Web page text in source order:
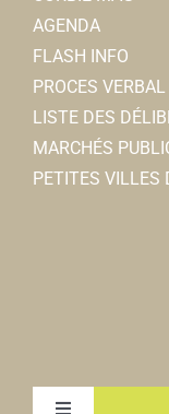
AGENDA
FLASH INFO
PROCES VERBAL
LISTE DES
MARCHÉS
PETITES VILLES